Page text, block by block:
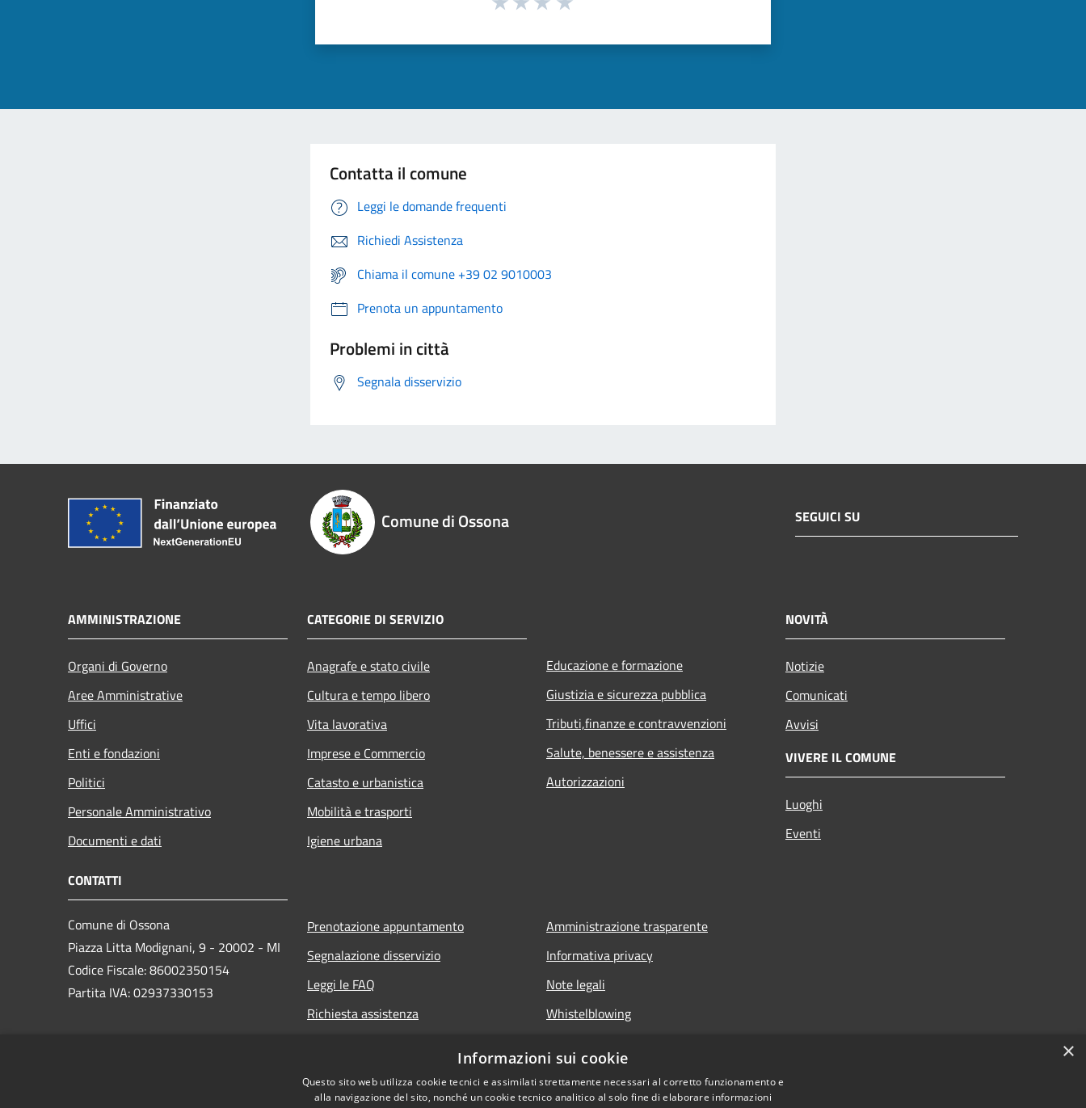
Contatta il comune
Leggi le domande frequenti
Richiedi Assistenza
Chiama il comune +39 02 9010003
Prenota un appuntamento
Problemi in città
Segnala disservizio
Comune di Ossona SEGUICI SU
AMMINISTRAZIONE
Organi di Governo
Aree Amministrative
Uffici
Enti e fondazioni
Politici
Personale Amministrativo
Documenti e dati
CATEGORIE DI SERVIZIO
Anagrafe e stato civile
Cultura e tempo libero
Vita lavorativa
Imprese e Commercio
Catasto e urbanistica
Mobilità e trasporti
Igiene urbana
Educazione e formazione
Giustizia e sicurezza pubblica
Tributi,finanze e contravvenzioni
Salute, benessere e assistenza
Autorizzazioni
NOVITÀ
Notizie
Comunicati
Avvisi
VIVERE IL COMUNE
Luoghi
Eventi
CONTATTI
Comune di Ossona
Piazza Litta Modignani, 9 - 20002 - MI
Codice Fiscale: 86002350154
Partita IVA: 02937330153
Prenotazione appuntamento
Segnalazione disservizio
Leggi le FAQ
Richiesta assistenza
Amministrazione trasparente
Informativa privacy
Note legali
Whistelblowing
×
Informazioni sui cookie
Questo sito web utilizza cookie tecnici e assimilati strettamente necessari al corretto funzionamento e
alla navigazione del sito, nonché un cookie tecnico analitico al solo fine di elaborare informazioni